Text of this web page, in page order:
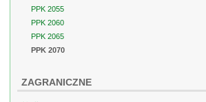
PPK 2055
PPK 2060
PPK 2065
PPK 2070
ZAGRANICZNE